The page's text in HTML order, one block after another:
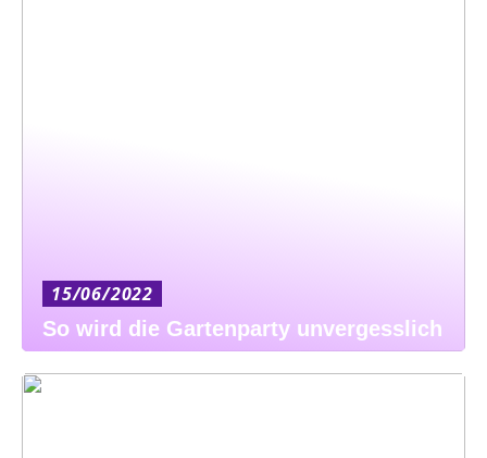
15/06/2022
So wird die Gartenparty unvergesslich